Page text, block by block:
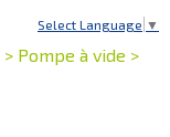
Select Language ▼
> Pompe à vide >